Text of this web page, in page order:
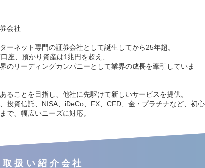
会社
ーネット専門の証券会社として誕生してから25年超。
座、預かり資産は1兆円を超え、
のリーディングカンパニーとして業界の成長を牽引していま
ることを目指し、他社に先駆けて新しいサービスを提供。
投資信託、NISA、iDeCo、FX、CFD、金・プラチナなど、初心
で、幅広いニーズに対応。
取扱い紹介会社